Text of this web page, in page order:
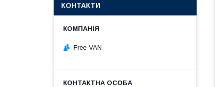
КОНТАКТИ
Free-VAN